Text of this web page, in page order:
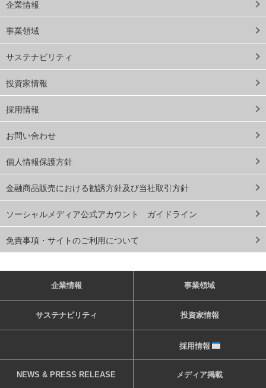
企業情報
事業領域
サステナビリティ
投資家情報
採用情報
お問い合わせ
個人情報保護方針
金融商品販売における勧誘方針及び当社取引方針
ソーシャルメディア公式アカウント ガイドライン
免責事項・サイトのご利用について
企業情報 事業領域
サステナビリティ 投資家情報
採用情報
NEWS & PRESS RELEASE メディア掲載